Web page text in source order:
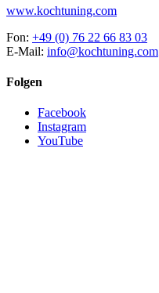
www.kochtuning.com
Fon: +49 (0) 76 22 66 83 03
E-Mail: info@kochtuning.com
Folgen
Facebook
Instagram
YouTube